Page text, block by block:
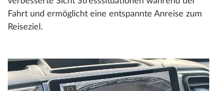
Fahrt und ermöglicht eine entspannte Anreise zum
Reiseziel.